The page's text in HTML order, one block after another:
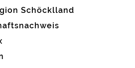
Schöcklland